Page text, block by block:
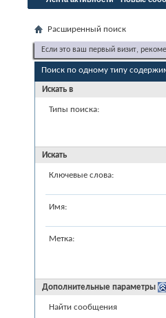
Расширенный поиск
Если это ваш первый визит,
Поиск по одному типу
Искать в
Типы поиска:
Искать
Ключевые слова:
Имя:
Метка:
Дополнительные параметры
Найти сообщения